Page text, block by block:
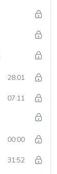
28:01
07:11
00:00
31:52